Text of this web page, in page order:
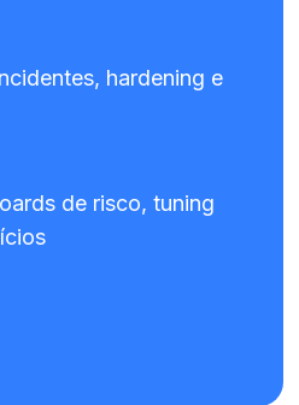
hardening e
de risco, tuning